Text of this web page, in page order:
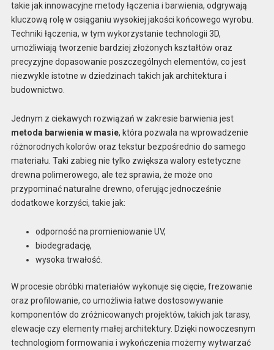
takie jak innowacyjne metody łączenia i barwienia, odgrywają
kluczową rolę w osiąganiu wysokiej jakości końcowego wyrobu.
Techniki łączenia, w tym wykorzystanie technologii 3D,
umożliwiają tworzenie bardziej złożonych kształtów oraz
precyzyjne dopasowanie poszczególnych elementów, co jest
niezwykle istotne w dziedzinach takich jak architektura i
budownictwo.
Jednym z ciekawych rozwiązań w zakresie barwienia jest
metoda barwienia w masie, która pozwala na wprowadzenie
różnorodnych kolorów oraz tekstur bezpośrednio do samego
materiału. Taki zabieg nie tylko zwiększa walory estetyczne
drewna polimerowego, ale też sprawia, że może ono
przypominać naturalne drewno, oferując jednocześnie
dodatkowe korzyści, takie jak:
odporność na promieniowanie UV,
biodegradację,
wysoka trwałość.
W procesie obróbki materiałów wykonuje się cięcie, frezowanie
oraz profilowanie, co umożliwia łatwe dostosowywanie
komponentów do zróżnicowanych projektów, takich jak tarasy,
elewacje czy elementy małej architektury. Dzięki nowoczesnym
technologiom formowania i wykończenia możemy wytwarzać